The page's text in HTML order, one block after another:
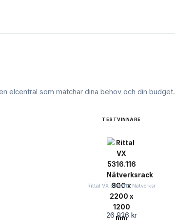
elcentral som matchar dina behov och din budget.
TESTVINNARE
Rittal VX 5316.116 Nätverksr
26 926 kr